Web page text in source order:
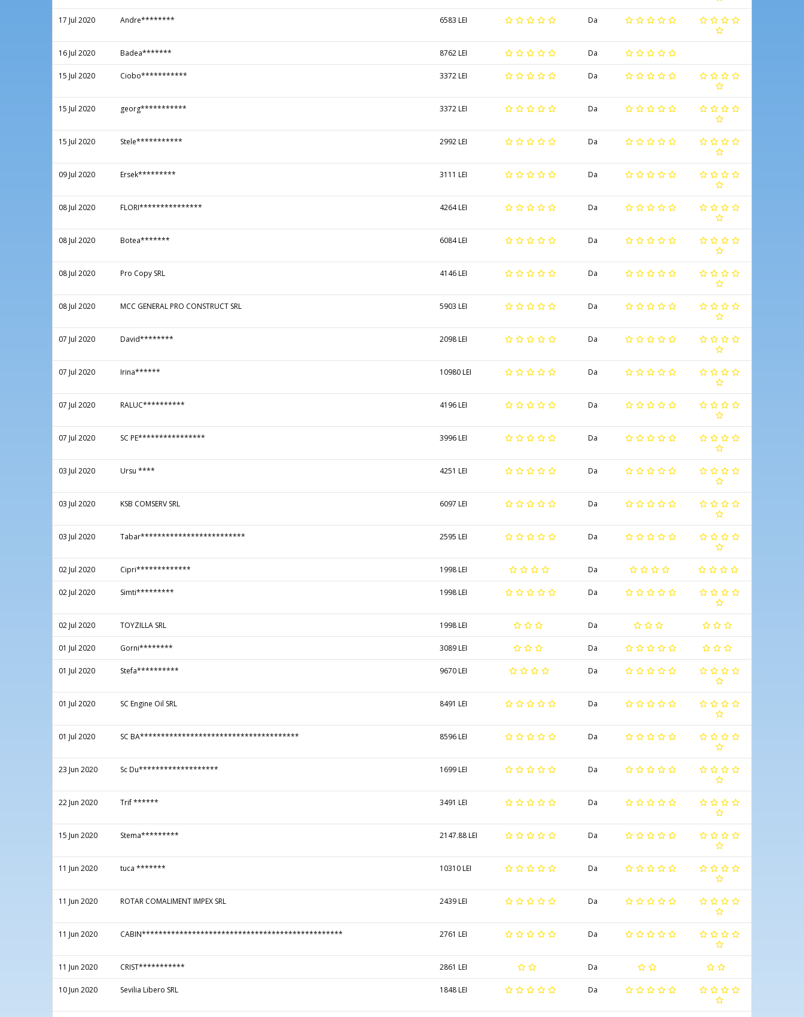
17 Jul 2020 Andre******** 6583 LEI Da
16 Jul 2020 Badea******* 8762 LEI Da
15 Jul 2020 Ciobo*********** 3372 LEI Da
15 Jul 2020 georg*********** 3372 LEI Da
15 Jul 2020 Stele*********** 2992 LEI Da
09 Jul 2020 Ersek********* 3111 LEI Da
08 Jul 2020 FLORI*************** 4264 LEI Da
08 Jul 2020 Botea******* 6084 LEI Da
08 Jul 2020 Pro Copy SRL 4146 LEI Da
08 Jul 2020 MCC GENERAL PRO CONSTRUCT SRL 5903 LEI Da
07 Jul 2020 David******** 2098 LEI Da
07 Jul 2020 Irina****** 10980 LEI Da
07 Jul 2020 RALUC********** 4196 LEI Da
07 Jul 2020 SC PE**************** 3996 LEI Da
03 Jul 2020 Ursu **** 4251 LEI Da
03 Jul 2020 KSB COMSERV SRL 6097 LEI Da
03 Jul 2020 Tabar************************* 2595 LEI Da
02 Jul 2020 Cipri************* 1998 LEI Da
02 Jul 2020 Simti********* 1998 LEI Da
02 Jul 2020 TOYZILLA SRL 1998 LEI Da
01 Jul 2020 Gorni******** 3089 LEI Da
01 Jul 2020 Stefa********** 9670 LEI Da
01 Jul 2020 SC Engine Oil SRL 8491 LEI Da
01 Jul 2020 SC BA************************************** 8596 LEI Da
23 Jun 2020 Sc Du******************* 1699 LEI Da
22 Jun 2020 Trif ****** 3491 LEI Da
15 Jun 2020 Stema********* 2147.88 LEI Da
11 Jun 2020 tuca ******* 10310 LEI Da
11 Jun 2020 ROTAR COMALIMENT IMPEX SRL 2439 LEI Da
11 Jun 2020 CABIN************************************************ 2761 LEI Da
11 Jun 2020 CRIST*********** 2861 LEI Da
10 Jun 2020 Sevilia Libero SRL 1848 LEI Da